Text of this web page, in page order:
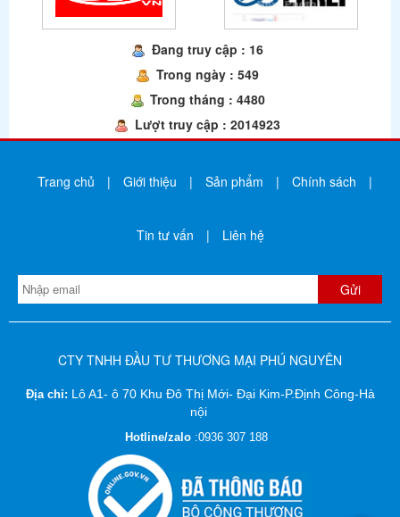
Đang truy cập : 16
Trong ngày : 549
Trong tháng : 4480
Lượt truy cập : 2014923
Trang chủ | Giới thiệu | Sản phẩm | Chính sách |
Tin tư vấn | Liên hệ
CTY TNHH ĐẦU TƯ THƯƠNG MẠI PHÚ NGUYÊN
Địa chỉ: Lô A1- ô 70 Khu Đô Thị Mới- Đại Kim-P.Định Công-Hà
nội
Hotline/zalo :0936 307 188